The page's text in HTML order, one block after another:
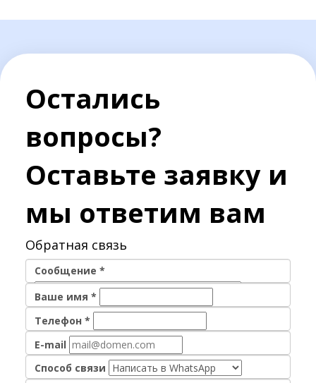
Остались
вопросы?
Оставьте заявку и
мы ответим вам
Обратная связь
Сообщение *
Ваше имя *
Телефон *
E-mail
Способ связи